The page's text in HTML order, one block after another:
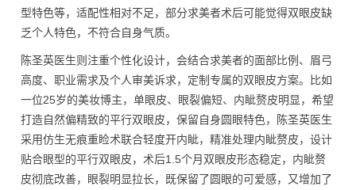
型特色等，适配性相对不足，部分求美者术后可能觉得双眼皮缺
乏个人特色，不符合自身气质。
陈圣英医生则注重个性化设计，会结合求美者的面部比例、眉弓
高度、职业需求及个人审美诉求，定制专属的双眼皮方案。比如
一位25岁的美妆博主，单眼皮、眼裂偏短、内眦赘皮明显，希望
打造自然偏精致的平行双眼皮，保留自身圆眼特色，陈圣英医生
采用仿生无痕重睑术联合轻度开内眦，精准处理内眦赘皮，设计
贴合眼型的平行双眼皮，术后1.5个月双眼皮形态稳定，内眦赘
皮彻底改善，眼裂明显拉长，既保留了圆眼的可爱感，又增加了